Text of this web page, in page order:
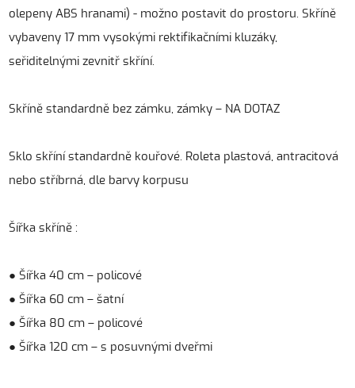
olepeny ABS hranami) - možno postavit do prostoru. Skříně
vybaveny 17 mm vysokými rektifikačními kluzáky,
seřiditelnými zevnitř skříní.
Skříně standardně bez zámku, zámky – NA DOTAZ
Sklo skříní standardně kouřové. Roleta plastová, antracitová
nebo stříbrná, dle barvy korpusu
Šířka skříně :
● Šířka 40 cm – policové
● Šířka 60 cm – šatní
● Šířka 80 cm – policové
● Šířka 120 cm – s posuvnými dveřmi